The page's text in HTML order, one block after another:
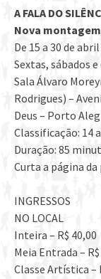
A FALA DO
Nova
De 15 a 30 de
Sextas, sábados
Sala Álvaro
Rodrigues) –
Deus – Porto
Classificação: 14
Duração: 85
Curta a página da
INGRESSOS
NO LOCAL
Inteira – R$ 40,00
Meia Entrada –
Classe Artística –